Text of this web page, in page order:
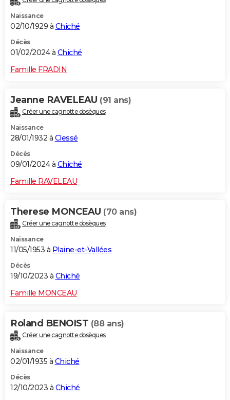
Naissance
02/10/1929 à Chiché
Décès
01/02/2024 à Chiché
Famille FRADIN
Jeanne RAVELEAU (91 ans)
Créer une cagnotte obsèques
Naissance
28/01/1932 à Clessé
Décès
09/01/2024 à Chiché
Famille RAVELEAU
Therese MONCEAU (70 ans)
Créer une cagnotte obsèques
Naissance
11/05/1953 à Plaine-et-Vallées
Décès
19/10/2023 à Chiché
Famille MONCEAU
Roland BENOIST (88 ans)
Créer une cagnotte obsèques
Naissance
02/01/1935 à Chiché
Décès
12/10/2023 à Chiché